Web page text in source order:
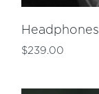
Headphones
$239.00